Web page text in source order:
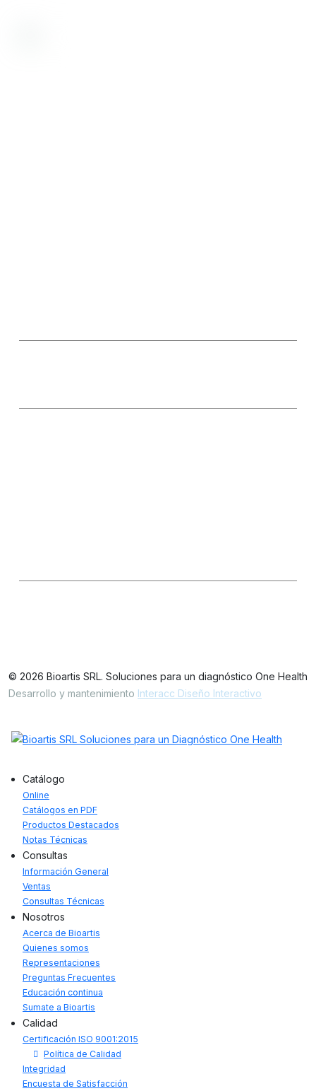
© 2026 Bioartis SRL. Soluciones para un diagnóstico One Health
Desarrollo y mantenimiento Interacc Diseño Interactivo
Catálogo
Online
Catálogos en PDF
Productos Destacados
Notas Técnicas
Consultas
Información General
Ventas
Consultas Técnicas
Nosotros
Acerca de Bioartis
Quienes somos
Representaciones
Preguntas Frecuentes
Educación continua
Sumate a Bioartis
Calidad
Certificación ISO 9001:2015
Política de Calidad
Integridad
Encuesta de Satisfacción